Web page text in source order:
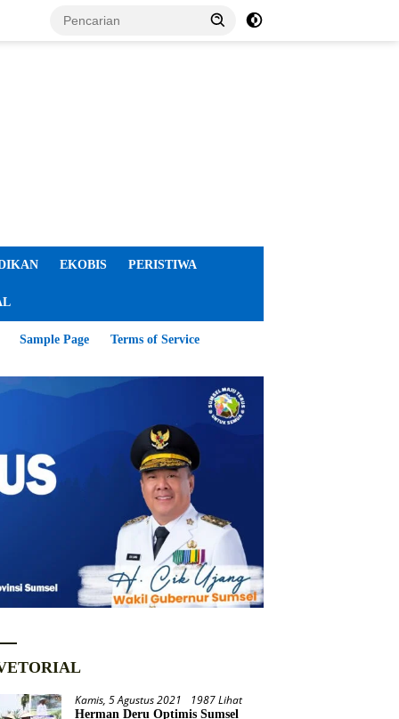
EKOBIS PERISTIWA
Sample Page Terms of Service
Kamis, 5 Agustus 2021 1987 Lihat
Herman Deru Optimis Sumsel